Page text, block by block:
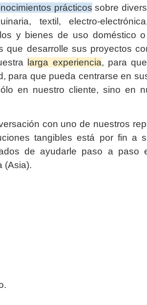
prácticos sobre
textil, electro-
y bienes de uso doméstico o
que desarrolle sus proyectos
larga experiencia, para
para que pueda centrarse en
en nuestro cliente, sino en
con uno de nuestros
tangibles está por fin a
de ayudarle paso a paso
(Asia).